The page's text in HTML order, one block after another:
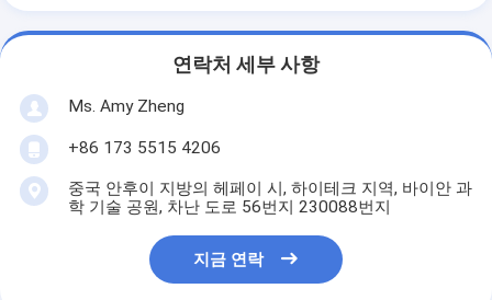
연락처 세부 사항
Ms. Amy Zheng
+86 173 5515 4206
중국 안후이 지방의 헤페이 시, 하이테크 지역, 바이안 과
학 기술 공원, 차난 도로 56번지 230088번지
지금 연락